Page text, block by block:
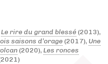
Le rire du grand blessé(2013),
saisons d’orage(2017), Une
(2020), Les ronces